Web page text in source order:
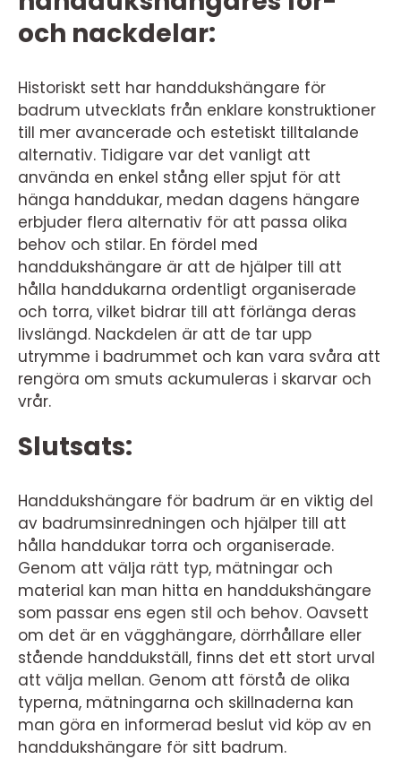
och nackdelar:
Historiskt sett har handdukshängare för
badrum utvecklats från enklare konstruktioner
till mer avancerade och estetiskt tilltalande
alternativ. Tidigare var det vanligt att
använda en enkel stång eller spjut för att
hänga handdukar, medan dagens hängare
erbjuder flera alternativ för att passa olika
behov och stilar. En fördel med
handdukshängare är att de hjälper till att
hålla handdukarna ordentligt organiserade
och torra, vilket bidrar till att förlänga deras
livslängd. Nackdelen är att de tar upp
utrymme i badrummet och kan vara svåra att
rengöra om smuts ackumuleras i skarvar och
vrår.
Slutsats:
Handdukshängare för badrum är en viktig del
av badrumsinredningen och hjälper till att
hålla handdukar torra och organiserade.
Genom att välja rätt typ, mätningar och
material kan man hitta en handdukshängare
som passar ens egen stil och behov. Oavsett
om det är en vägghängare, dörrhållare eller
stående handdukställ, finns det ett stort urval
att välja mellan. Genom att förstå de olika
typerna, mätningarna och skillnaderna kan
man göra en informerad beslut vid köp av en
handdukshängare för sitt badrum.